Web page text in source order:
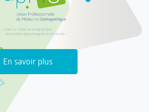
En savoir plus